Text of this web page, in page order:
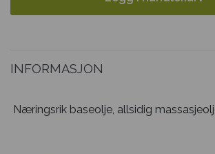
INFORMASJON
Næringsrik baseolje, allsidig